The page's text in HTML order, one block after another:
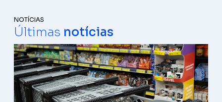
NOTÍCIAS
Últimas notícias